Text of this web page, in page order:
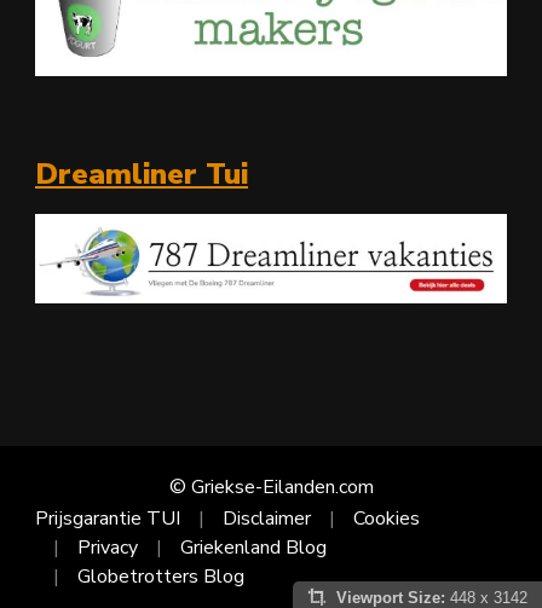
Dreamliner Tui
© Griekse-Eilanden.com
Prijsgarantie TUI
Disclaimer
Cookies
Privacy
Griekenland Blog
Globetrotters Blog
Viewport Size: 448 x 3142